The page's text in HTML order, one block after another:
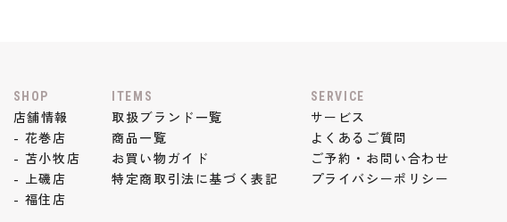
SHOP
店舗情報
- 花巻店
- 苫小牧店
- 上磯店
- 福住店
ITEMS
取扱ブランド一覧
商品一覧
お買い物ガイド
特定商取引法に基づく表記
SERVICE
サービス
よくあるご質問
ご予約・お問い合わせ
プライバシーポリシー